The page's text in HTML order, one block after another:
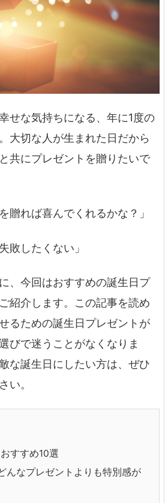
せな気持ちになる、年に1度の
大切な人が生まれた日だから
共にプレゼントを贈りたいで
贈れば喜んでくれるかな？」
敗したくない」
、今回はおすすめの誕生日プ
紹介します。この記事を読め
るための誕生日プレゼントが
びで迷うことがなくなりま
な誕生日にしたい方は、ぜひ
い。
すすめ10選
んなプレゼントよりも特別感が